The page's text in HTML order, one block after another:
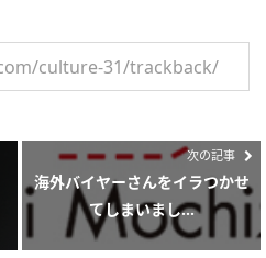
次の記事
海外バイヤーさんをイラつかせ
てしまいまし...